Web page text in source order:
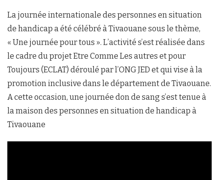
La journée internationale des personnes en situation
de handicap a été célébré à Tivaouane sous le thème,
« Une journée pour tous ». L’activité s’est réalisée dans
le cadre du projet Etre Comme Les autres et pour
Toujours (ECLAT) déroulé par l’ONG JED et qui vise à la
promotion inclusive dans le département de Tivaouane.
A cette occasion, une journée don de sang s’est tenue à
la maison des personnes en situation de handicap à
Tivaouane